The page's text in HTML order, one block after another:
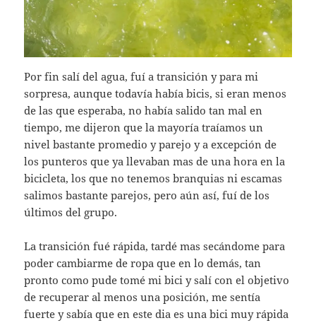
Por fin salí del agua, fuí a transición y para mi
sorpresa, aunque todavía había bicis, si eran menos
de las que esperaba, no había salido tan mal en
tiempo, me dijeron que la mayoría traíamos un
nivel bastante promedio y parejo y a excepción de
los punteros que ya llevaban mas de una hora en la
bicicleta, los que no tenemos branquias ni escamas
salimos bastante parejos, pero aún así, fuí de los
últimos del grupo.
La transición fué rápida, tardé mas secándome para
poder cambiarme de ropa que en lo demás, tan
pronto como pude tomé mi bici y salí con el objetivo
de recuperar al menos una posición, me sentía
fuerte y sabía que en este dia es una bici muy rápida